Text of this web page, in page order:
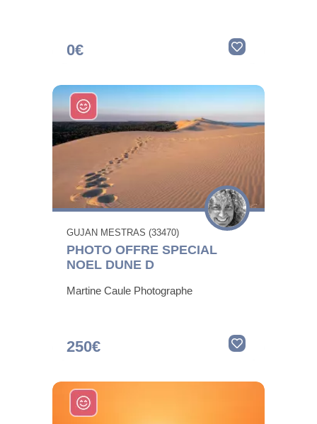
0€
GUJAN MESTRAS (33470)
PHOTO OFFRE SPECIAL
NOEL DUNE D
Martine Caule Photographe
250€